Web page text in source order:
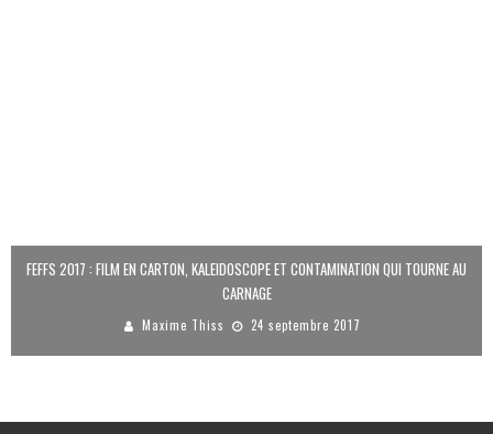
FEFFS 2017 : FILM EN CARTON, KALEIDOSCOPE ET CONTAMINATION QUI TOURNE AU
CARNAGE
Maxime Thiss 24 septembre 2017